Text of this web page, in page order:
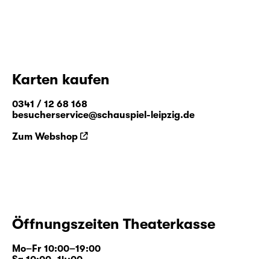
Karten kaufen
0341 / 12 68 168
besucherservice@schauspiel-leipzig.de
Zum Webshop
Öffnungszeiten Theaterkasse
Mo–Fr 10:00–19:00